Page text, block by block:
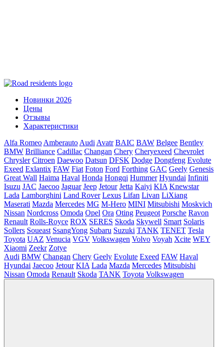
Новинки 2026
Цены
Отзывы
Характеристики
Alfa Romeo Amberauto Audi Avatr BAIC BAW Belgee Bentley
BMW Brilliance Cadillac Changan Chery Cheryexeed Chevrolet
Chrysler Citroen Daewoo Datsun DFSK Dodge Dongfeng Evolute
Exeed Exlantix FAW Fiat Foton Ford Forthing GAC Geely Genesis
Great Wall Haima Haval Honda Hongqi Hummer Hyundai Infiniti
Isuzu JAC Jaecoo Jaguar Jeep Jetour Jetta Kaiyi KIA Knewstar
Lada Lamborghini Land Rover Lexus Lifan Livan LiXiang
Maserati Mazda Mercedes MG M-Hero MINI Mitsubishi Moskvich
Nissan Nordcross Omoda Opel Ora Oting Peugeot Porsche Ravon
Renault Rolls-Royce ROX SERES Skoda Skywell Smart Solaris
Sollers Soueast SsangYong Subaru Suzuki TANK TENET Tesla
Toyota UAZ Venucia VGV Volkswagen Volvo Voyah Xcite WEY
Xiaomi Zeekr Zotye
Audi BMW Changan Chery Geely Evolute Exeed FAW Haval
Hyundai Jaecoo Jetour KIA Lada Mazda Mercedes Mitsubishi
Nissan Omoda Renault Skoda TANK Toyota Volkswagen